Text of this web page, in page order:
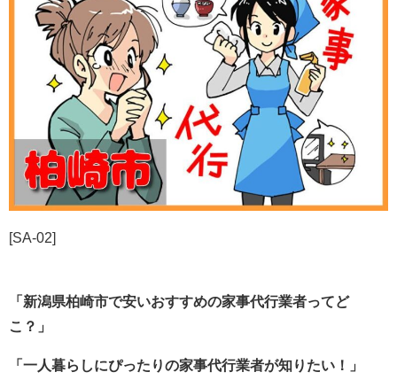
[SA-02]
「新潟県柏崎市で安いおすすめの家事代行業者ってど
こ？」
「一人暮らしにぴったりの家事代行業者が知りたい！」